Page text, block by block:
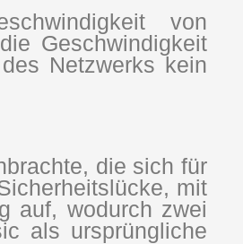
von
Geschwindigkeit
Netzwerks kein
die sich für
mit
auf, wodurch zwei
als ursprüngliche